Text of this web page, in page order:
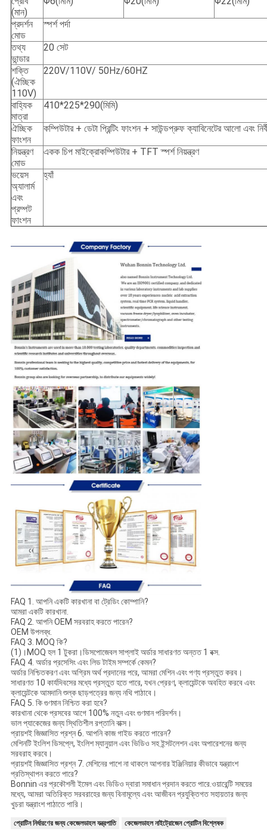
(মান)
প্রদর্শন
মোড
স্পর্শ পর্দা
তথ্য
ভান্ডার
20 সেট
শক্তি
(ঐচ্ছিক
110V)
220V/110V/ 50Hz/60HZ
বাহ্যিক
মাত্রা
410*225*290(মিমি)
ঐচ্ছিক
ফাংশন
কম্পিউটার + ডেটা প্রিন্টিং ফাংশন + সাউন্ডপ্রুফ ক্যাবিনেটের আলো এবং
নিয়ন্ত্রণ
মোড
একক চিপ মাইক্রোকম্পিউটার + TFT স্পর্শ নিয়ন্ত্রণ
ভয়েস
অ্যালার্ম
এবং
প্রম্পট
ফাংশন
হ্যাঁ
FAQ 1. আপনি একটি কারখানা বা ট্রেডিং কোম্পানি?
আমরা একটি কারখানা.
FAQ 2. আপনি OEM সরবরাহ করতে পারেন?
OEM উপলব্ধ.
FAQ 3. MOQ কি?
(1)।MOQ হল 1 টুকরা।ডিসপোজেবল সাপ্লাই অর্ডার সাধারণত অন্তত 1 বক্স.
FAQ 4. অর্ডার প্রসেসিং এবং লিড টাইম সম্পর্কে কেমন?
অর্ডার নিশ্চিতকরণ এবং অগ্রিম অর্থ প্রদানের পরে, আমরা মেশিন এবং পণ্য প্রস্তুত করব।
সাধারণত 10 কার্যদিবসের মধ্যে প্রস্তুত হতে পারে, যখন প্রেরণ, ক্লায়েন্টকে অবহিত করবে এবং
ক্লায়েন্টকে আমদানি শুল্ক ছাড়পত্রের জন্য নথি পাঠাবে।
FAQ 5. কি গুণমান নিশ্চিত করা হবে?
কারখানা থেকে প্রসবের আগে 100% নতুন এবং গুণমান পরিদর্শন।
ভাল প্যাকেজের জন্য স্থিতিশীল রপ্তানি বাক্স।
প্রায়শই জিজ্ঞাসিত প্রশ্ন 6. আপনি কাজ গাইড করতে পারেন?
মেশিনটি ইংলিশ ডিসপ্লে, ইংলিশ ম্যানুয়াল এবং ভিডিও সহ ইন্সটলেশন এবং অপারেশনের জন্য
সরবরাহ করবে।
প্রায়শই জিজ্ঞাসিত প্রশ্ন 7. মেশিনের পাশে না থাকলে আপনার ইঞ্জিনিয়ার কীভাবে যন্ত্রাংশ
প্রতিস্থাপন করতে পারে?
Bonnin এর প্রকৌশলী ইমেল এবং ভিডিও দ্বারা সমাধান প্রদান করতে পারে.ওয়ারেন্টি সময়ের
মধ্যে, আমরা অতিরিক্ত সরবরাহের জন্য বিনামূল্যে এবং আজীবন প্রযুক্তিগত সহায়তার জন্য
খুচরা যন্ত্রাংশ পাঠাতে পারি।
প্রোটিন নির্ধারণের জন্য কেজেলডাহল যন্ত্রপাতি
কেজেলডাহল নাইট্রোজেন প্রোটিন বিশ্লেষক